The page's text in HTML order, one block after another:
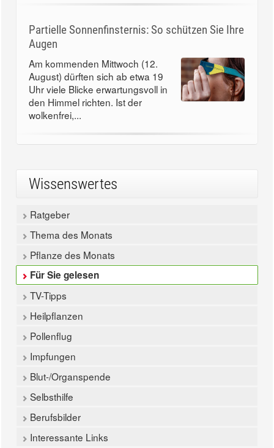
Partielle Sonnenfinsternis: So schützen Sie Ihre
Augen
Am kommenden Mittwoch (12.
August) dürften sich ab etwa 19
Uhr viele Blicke erwartungsvoll in
den Himmel richten. Ist der
wolkenfrei,...
Wissenswertes
Ratgeber
Thema des Monats
Pflanze des Monats
Für Sie gelesen
TV-Tipps
Heilpflanzen
Pollenflug
Impfungen
Blut-/Organspende
Selbsthilfe
Berufsbilder
Interessante Links